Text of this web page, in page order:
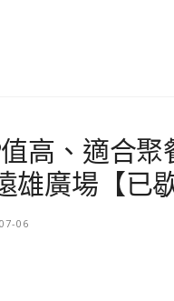
高、適合
雄廣場【已
06